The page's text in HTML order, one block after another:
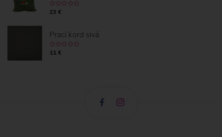
23 €
Prací kord sivá
11 €